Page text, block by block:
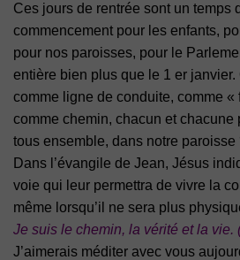
Ces jours de rentrée sont un temps
commencement pour les enfants,
pour nos paroisses, pour le
entière bien plus que le 1 er
comme ligne de conduite, comme «
comme chemin, chacun et chacune
tous ensemble, dans notre paroisse
Dans l’évangile de Jean, Jésus
voie qui leur permettra de vivre la
même lorsqu’il ne sera plus
Je suis le chemin, la vérité et la vie.
J’aimerais méditer avec vous